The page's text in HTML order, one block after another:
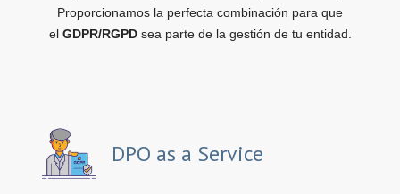
Proporcionamos la perfecta combinación para que
el GDPR/RGPDsea parte de la gestión de tu entidad.
DPO as a Service